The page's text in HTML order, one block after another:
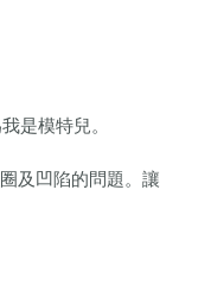
是模特兒。
及凹陷的問題。讓